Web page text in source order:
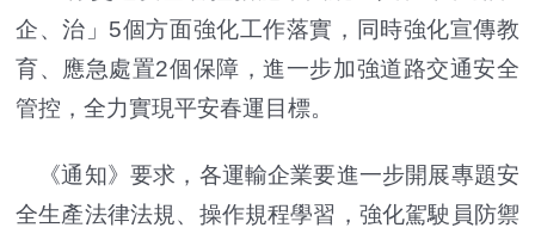
企、治」5個方面強化工作落實，同時強化宣傳教
育、應急處置2個保障，進一步加強道路交通安全
管控，全力實現平安春運目標。
《通知》要求，各運輸企業要進一步開展專題安
全生產法律法規、操作規程學習，強化駕駛員防禦